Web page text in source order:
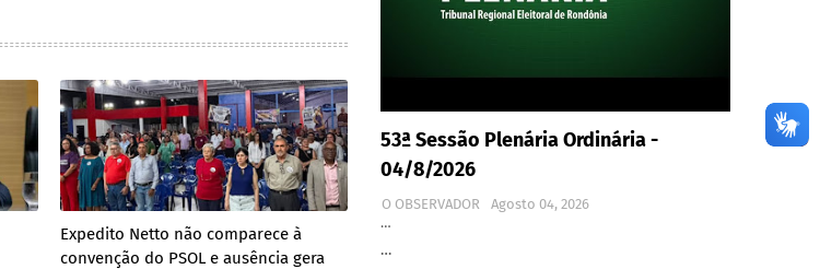
Expedito Netto não comparece à
convenção do PSOL e ausência gera
53ª Sessão Plenária Ordinária -
04/8/2026
O OBSERVADOR
Agosto 04, 2026
…
…